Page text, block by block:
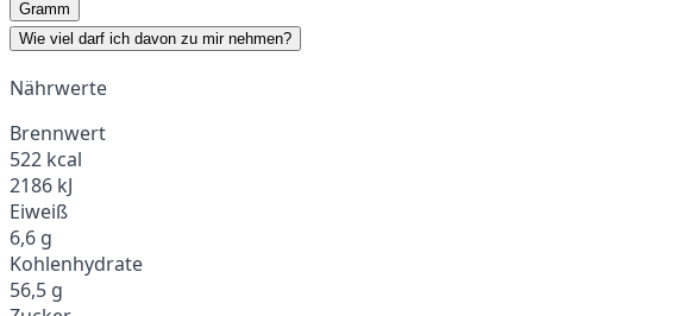
Gramm
Wie viel darf ich davon zu mir nehmen?
Nährwerte
Brennwert
522 kcal
2186 kJ
Eiweiß
6,6 g
Kohlenhydrate
56,5 g